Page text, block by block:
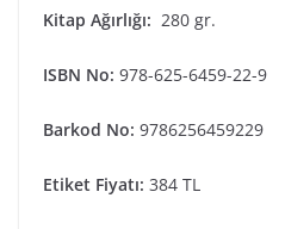
Kitap Ağırlığı: 280 gr.
ISBN No: 978-625-6459-22-9
Barkod No: 9786256459229
Etiket Fiyatı: 384 TL